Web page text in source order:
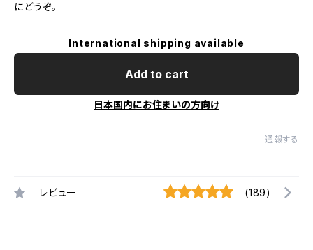
にどうぞ。
International shipping available
Add to cart
日本国内にお住まいの方向け
通報する
レビュー (189)